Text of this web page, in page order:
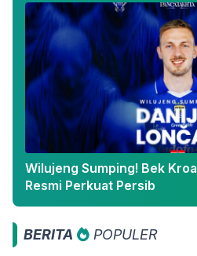
Wilujeng Sumping! Bek
Resmi Perkuat Persib
BERITA POPULER